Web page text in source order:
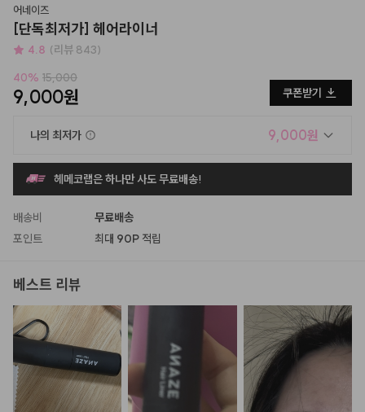
어네이즈
[단독최저가] 헤어라이너
4.8 (리뷰 843)
40% 15,000
9,000원 쿠폰받기
나의 최저가 9,000원
헤메코랩은 하나만 사도 무료배송!
배송비
무료배송
포인트
최대 90P 적립
베스트 리뷰